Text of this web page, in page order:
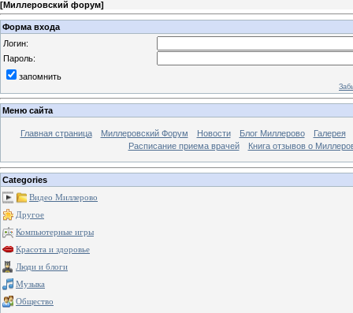
[Миллеровский форум]
Форма входа
Логин:
Пароль:
запомнить
Меню сайта
Главная страница Миллеровский Форум Новости Блог Миллерово
Галерея
Расписание приема врачей
Книга отзывов о
Categories
Видео Миллерово
Другое
Компьютерные игры
Красота и здоровье
Люди и блоги
Музыка
Общество